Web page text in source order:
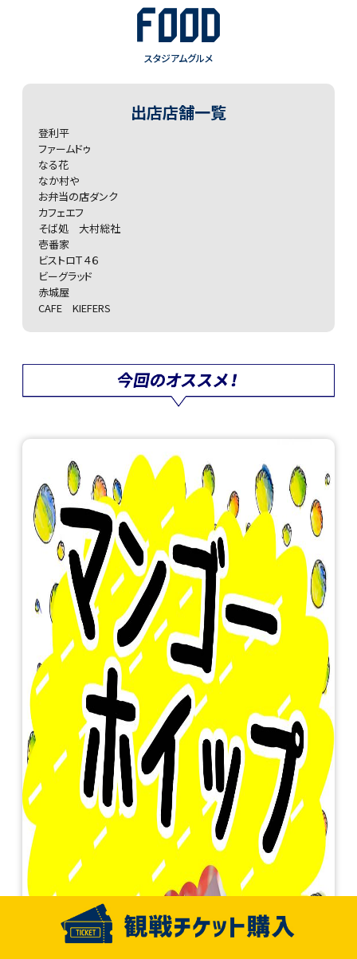
FOOD
スタジアムグルメ
出店店舗一覧
登利平
ファームドゥ
なる花
なか村や
お弁当の店ダンク
カフェエフ
そば処 大村総社
壱番家
ビストロＴ４６
ビーグラッド
赤城屋
CAFE KIEFERS